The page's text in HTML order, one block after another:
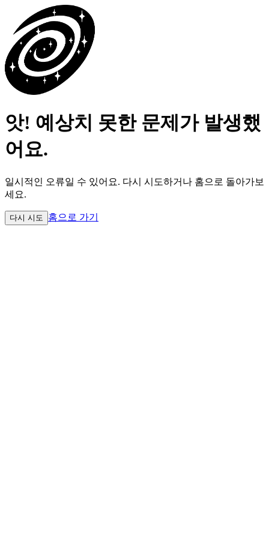
앗! 예상치 못한 문제가 발생했
어요.
일시적인 오류일 수 있어요. 다시 시도하거나 홈으로 돌아가보
세요.
다시 시도 홈으로 가기